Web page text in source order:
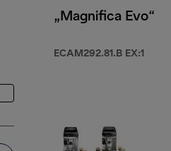
„Magnifica Evo“
ECAM292.81.B EX:1